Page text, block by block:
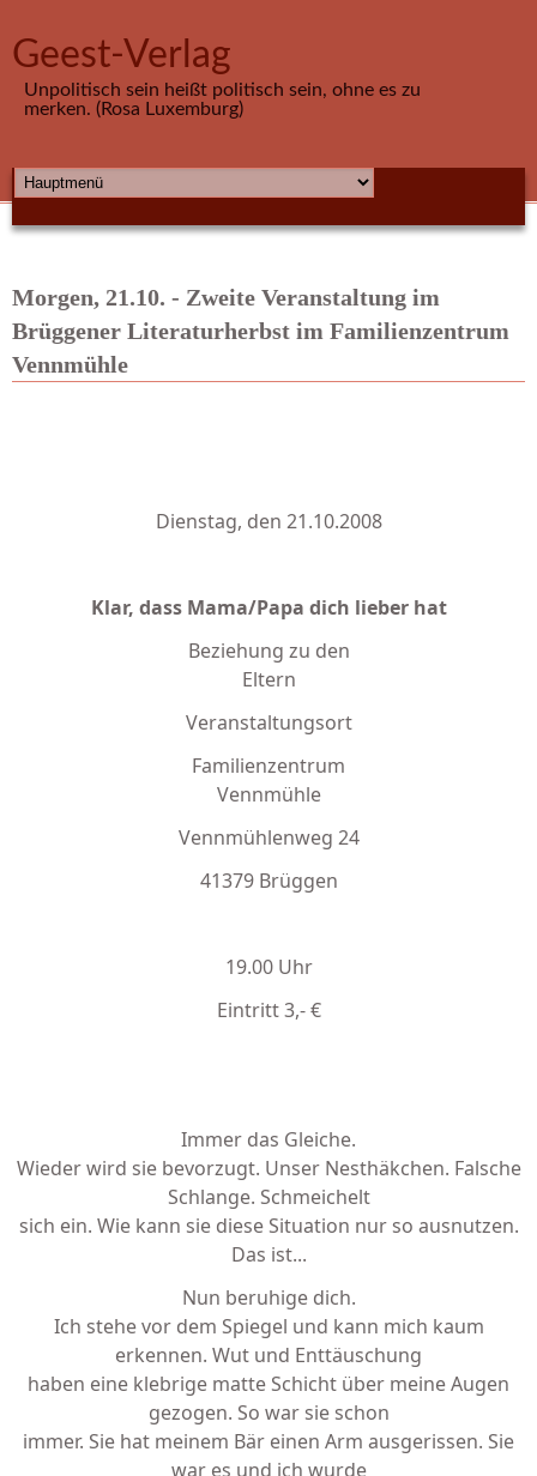
Geest-Verlag
Unpolitisch sein heißt politisch sein, ohne es zu
merken. (Rosa Luxemburg)
HAUPTMENÜ
Morgen, 21.10. - Zweite Veranstaltung im
Brüggener Literaturherbst im Familienzentrum
Vennmühle
Dienstag, den 21.10.2008
Klar, dass Mama/Papa dich lieber hat
Beziehung zu den
Eltern
Veranstaltungsort
Familienzentrum
Vennmühle
Vennmühlenweg 24
41379 Brüggen
19.00 Uhr
Eintritt 3,- €
Immer das Gleiche.
Wieder wird sie bevorzugt. Unser Nesthäkchen. Falsche
Schlange. Schmeichelt
sich ein. Wie kann sie diese Situation nur so ausnutzen.
Das ist...
Nun beruhige dich.
Ich stehe vor dem Spiegel und kann mich kaum
erkennen. Wut und Enttäuschung
haben eine klebrige matte Schicht über meine Augen
gezogen. So war sie schon
immer. Sie hat meinem Bär einen Arm ausgerissen. Sie
war es und ich wurde